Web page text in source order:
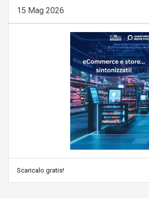
15 Mag 2026
Scaricalo gratis!